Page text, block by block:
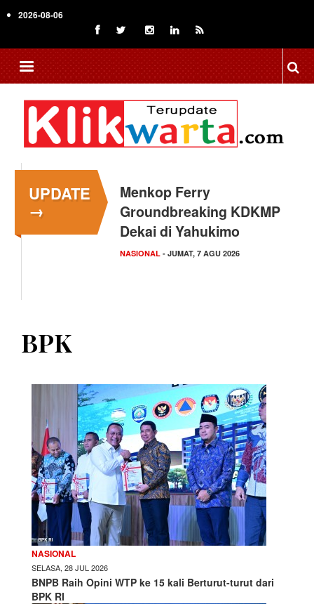
to
content
2026-08-06
UPDATE
→
Menkop Ferry
Groundbreaking KDKMP
Dekai di Yahukimo
NASIONAL - JUMAT, 7 AGU 2026
BPK
NASIONAL
SELASA, 28 JUL 2026
BNPB Raih Opini WTP ke 15 kali Berturut-turut dari
BPK RI